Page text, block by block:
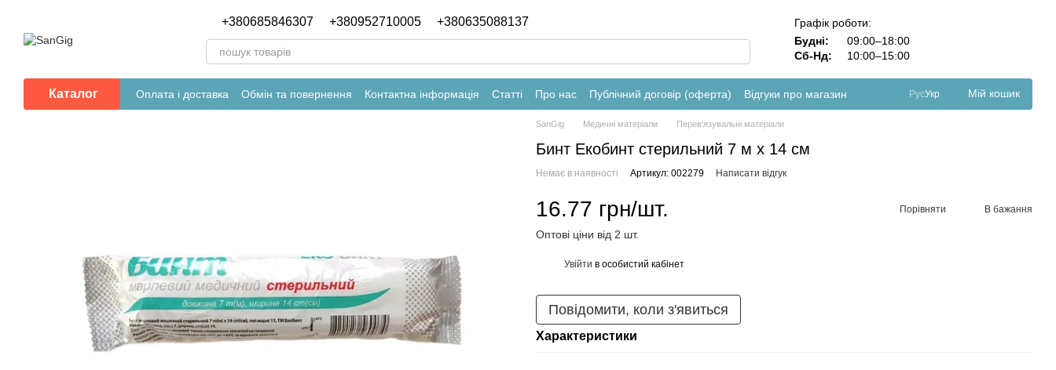
+380685846307 +380952710005 +380635088137
Графік роботи:
Будні:
09:00–18:00
Сб-Нд:
10:00–15:00
Каталог Оплата і доставка Обмін та повернення Контактна інформація Статті Про нас Публічний договір (оферта) Відгуки про магазин РусУкр Мій кошик
SanGig Медичні матеріали Перев'язувальні матеріали
Бинт Екобинт стерильний 7 м х 14 см
Немає в наявності Артикул: 002279 Написати відгук
16.77 грн/шт. Порівняти В бажання
Оптові ціни від 2 шт.
Увійти в особистий кабінет
Повідомити, коли з'явиться
Характеристики